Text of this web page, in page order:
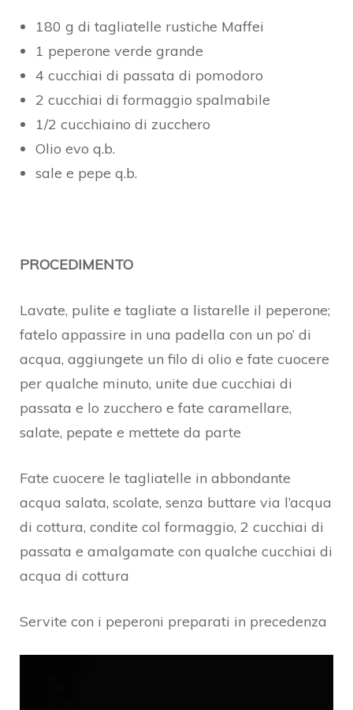
180 g di tagliatelle rustiche Maffei
1 peperone verde grande
4 cucchiai di passata di pomodoro
2 cucchiai di formaggio spalmabile
1/2 cucchiaino di zucchero
Olio evo q.b.
sale e pepe q.b.
PROCEDIMENTO
Lavate, pulite e tagliate a listarelle il peperone;
fatelo appassire in una padella con un po’ di
acqua, aggiungete un filo di olio e fate cuocere
per qualche minuto, unite due cucchiai di
passata e lo zucchero e fate caramellare,
salate, pepate e mettete da parte
Fate cuocere le tagliatelle in abbondante
acqua salata, scolate, senza buttare via l’acqua
di cottura, condite col formaggio, 2 cucchiai di
passata e amalgamate con qualche cucchiai di
acqua di cottura
Servite con i peperoni preparati in precedenza